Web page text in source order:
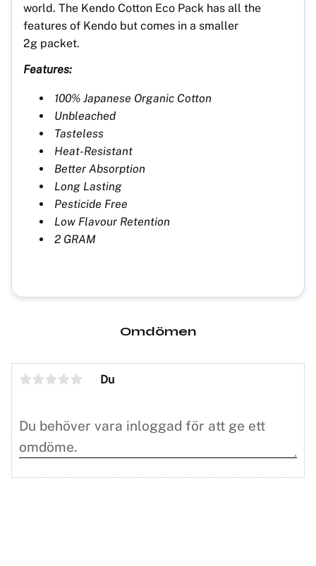
world. The Kendo Cotton Eco Pack has all the
features of Kendo but comes in a smaller
2g packet.
Features:
100% Japanese Organic Cotton
Unbleached
Tasteless
Heat-Resistant
Better Absorption
Long Lasting
Pesticide Free
Low Flavour Retention
2 GRAM
Omdömen
Du